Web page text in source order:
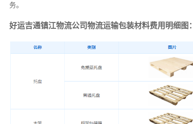
务。
好运吉通镇江物流公司物流运输包装材料费用明细图：